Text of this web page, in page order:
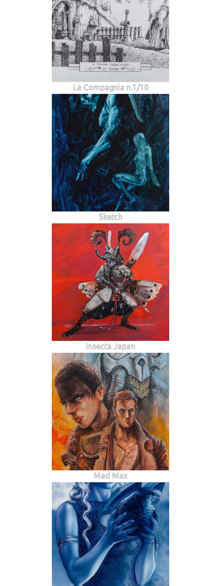
La Compagnia n.1/10
Sketch
Insecta Japan
Mad Max